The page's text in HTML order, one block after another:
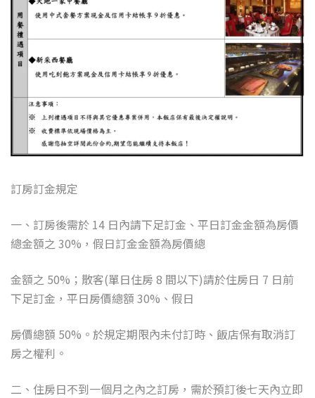
訂房訂金規定
一、訂房後需於 14 日內請下足訂金、平日訂金金額為房價
總金額之 30% ，假日訂金金額為房價總
金額之 50% ；散客(單日住房8 間以下)請於住房日 7 日前
下足訂金，平日房價總額 30% 、假日
房價總額 50% 。於規定期限內未付訂時、飯店保有取消訂
房之權利。
二、住房日不到一個月之內之訂房，需於預訂後七天內立即